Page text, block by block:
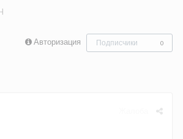
Авторизация Подписчики 0